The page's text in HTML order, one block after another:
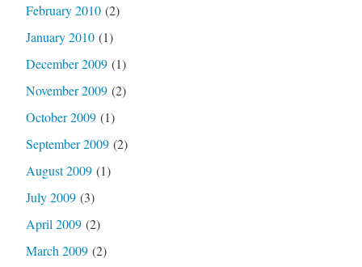
February 2010(2)
January 2010(1)
December 2009(1)
November 2009(2)
October 2009(1)
September 2009(2)
August 2009(1)
July 2009(3)
April 2009(2)
March 2009(2)